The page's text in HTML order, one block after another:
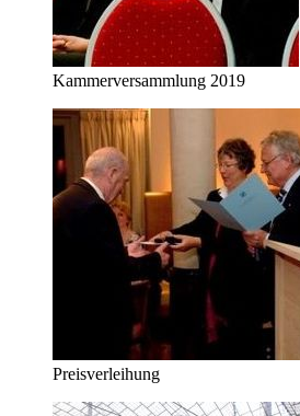
Kammerversammlung 2019
Preisverleihung